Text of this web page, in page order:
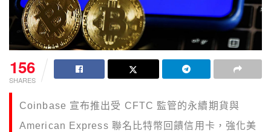
156
SHARES
Coinbase 宣布推出受 CFTC 監管的永續期貨與
American Express 聯名比特幣回饋信用卡，強化美